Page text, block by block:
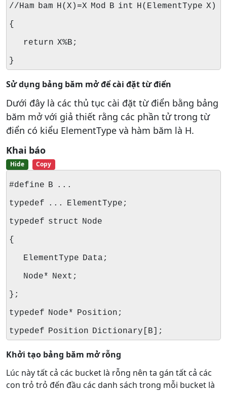
//Ham bam H(X)=X Mod B int H(ElementType X)
{
return X%B;
}
Sử dụng bảng băm mở để cài đặt từ điển
Dưới đây là các thủ tục cài đặt từ điển bằng bảng
băm mở với giả thiết rằng các phần tử trong từ
điển có kiểu ElementType và hàm băm là H.
Khai báo
Hide Copy
#define B ...
typedef ... ElementType;
typedef struct Node
{
ElementType Data;
Node* Next;
};
typedef Node* Position;
typedef Position Dictionary[B];
Khởi tạo bảng băm mở rỗng
Lúc này tất cả các bucket là rỗng nên ta gán tất cả các
con trỏ trỏ đến đầu các danh sách trong mỗi bucket là